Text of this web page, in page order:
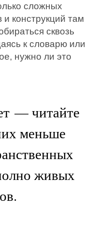
сложных
конструкций там
сквозь
к словарю или
нужно ли это
— читайте
меньше
живых